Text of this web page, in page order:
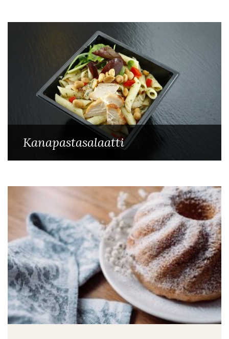
Kanapastasalaatti